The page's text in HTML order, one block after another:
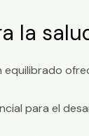
la
para el